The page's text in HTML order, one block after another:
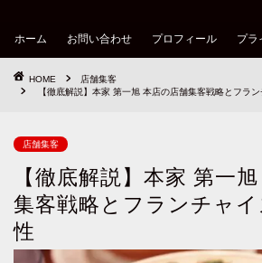
ホーム お問い合わせ プロフィール プラ
HOME
店舗集客
【徹底解説】本家 第一旭 本店の店舗集客戦略とフラ
店舗集客
【徹底解説】本家 第一
集客戦略とフランチャ
性